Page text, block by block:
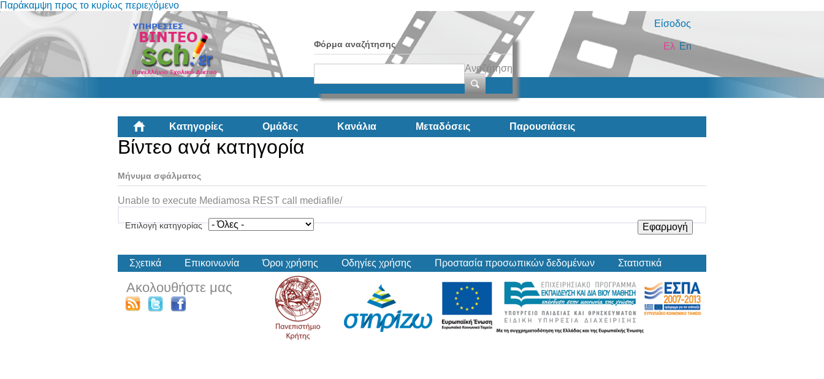
Παράκαμψη προς το κυρίως περιεχόμενο
Είσοδος
Φόρμα αναζήτησης
Αναζήτηση
En
Ελ
Κατηγορίες Ομάδες Κανάλια Μεταδόσεις Παρουσιάσεις
Βίντεο ανά κατηγορία
Μήνυμα σφάλματος
Unable to execute Mediamosa REST call mediafile/
Επιλογή κατηγορίας
Σχετικά Επικοινωνία Όροι χρήσης Οδηγίες χρήσης Προστασία προσωπικών δεδομένων Στατιστικά
Ακολουθήστε μας